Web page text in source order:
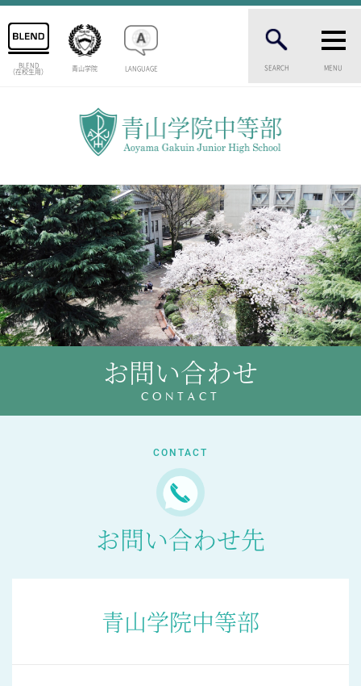
BLEND
（在校生用） 青山学院 LANGUAGE SEARCH MENU
中等部の歴史
特色ある教育
生徒数・教職員数
一貫校の流れ
卒業生インタビュー
校舎情報
メディアライブラリー
教育の特色・紹介
教育課程
スクールライフ
スクールカレンダー
クラブ・同好会紹介
お問い合わせ
CONTACT
CONTACT
お問い合わせ先
青山学院中等部